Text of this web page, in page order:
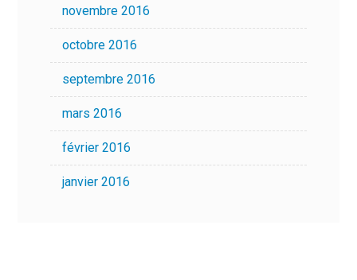
novembre 2016
octobre 2016
septembre 2016
mars 2016
février 2016
janvier 2016